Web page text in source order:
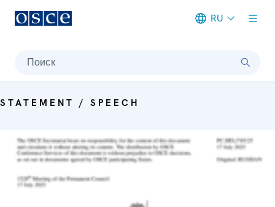
RU
Поиск
STATEMENT / SPEECH